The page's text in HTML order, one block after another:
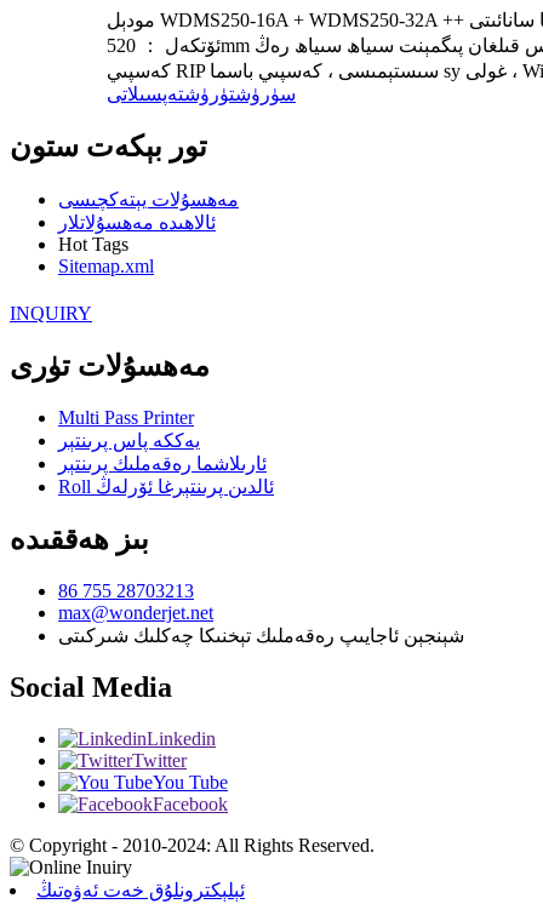
مودېل WDMS250-16A + WDMS250-32A ++ بېسىش سەپلىمىسى باسما سانائىتى mirco-piezo باسما بېسىش ماشىنىسى Printead qty 16 32 بېسىش كەڭلىكى كۆپ يوللۇق ： 2500mm تاق
ئۆتكەل ： 520mm سىياھ تىپى ئالاھىدە سۇنى ئاساس قىلغان بوياق سىياھ ، ئالاھىدە سۇنى ئاساس قىلغان پىگمېنت سىياھ سىياھ رەڭ Sandard ： Cyan ، Magenta ، سېرىق رەڭلىك سىستېما
سۈرۈشتۈرۈشتەپسىلاتى
تور بېكەت ستون
مەھسۇلات يېتەكچىسى
ئالاھىدە مەھسۇلاتلار
Hot Tags
Sitemap.xml
INQUIRY
مەھسۇلات تۈرى
Multi Pass Printer
يەككە پاس پرىنتېر
ئارىلاشما رەقەملىك پرىنتېر
Roll ئالدىن پرىنتېرغا ئۆرلەڭ
بىز ھەققىدە
86 755 28703213
max@wonderjet.net
شېنجېن ئاجايىپ رەقەملىك تېخنىكا چەكلىك شىركىتى
Social Media
Linkedin
Twitter
You Tube
Facebook
© Copyright - 2010-2024: All Rights Reserved.
ئېلېكترونلۇق خەت ئەۋەتىڭ